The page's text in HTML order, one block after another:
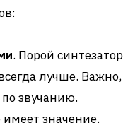
. Порой синтезатор
лучше. Важно,
звучанию.
имеет значение.